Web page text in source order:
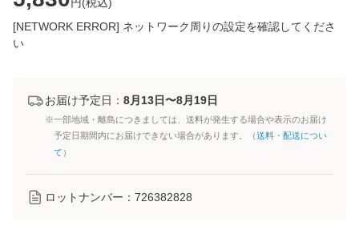
[NETWORK ERROR] ネットワーク周りの設定を確認してくださ
い
お届け予定日： 8月13日〜8月19日
※一部地域・離島につきましては、送料が発生する場合や表示のお届け
予定日期間内にお届けできない場合があります。（送料・配送につい
て ）
ロットナンバー： 726382828